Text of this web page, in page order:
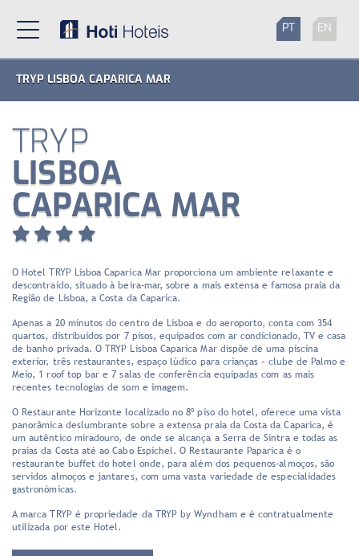
PT EN
TRYP LISBOA CAPARICA MAR
TRYP
LISBOA
CAPARICA MAR
O Hotel TRYP Lisboa Caparica Mar proporciona um ambiente relaxante e
descontraído, situado à beira-mar, sobre a mais extensa e famosa praia da
Região de Lisboa, a Costa da Caparica.
Apenas a 20 minutos do centro de Lisboa e do aeroporto, conta com 354
quartos, distribuídos por 7 pisos, equipados com ar condicionado, TV e casa
de banho privada. O TRYP Lisboa Caparica Mar dispõe de uma piscina
exterior, três restaurantes, espaço lúdico para crianças – clube de Palmo e
Meio, 1 roof top bar e 7 salas de conferência equipadas com as mais
recentes tecnologias de som e imagem.
O Restaurante Horizonte localizado no 8º piso do hotel, oferece uma vista
panorâmica deslumbrante sobre a extensa praia da Costa da Caparica, é
um autêntico miradouro, de onde se alcança a Serra de Sintra e todas as
praias da Costa até ao Cabo Espichel. O Restaurante Paparica é o
restaurante buffet do hotel onde, para além dos pequenos-almoços, são
servidos almoços e jantares, com uma vasta variedade de especialidades
gastronómicas.
A marca TRYP é propriedade da TRYP by Wyndham e é contratualmente
utilizada por este Hotel.